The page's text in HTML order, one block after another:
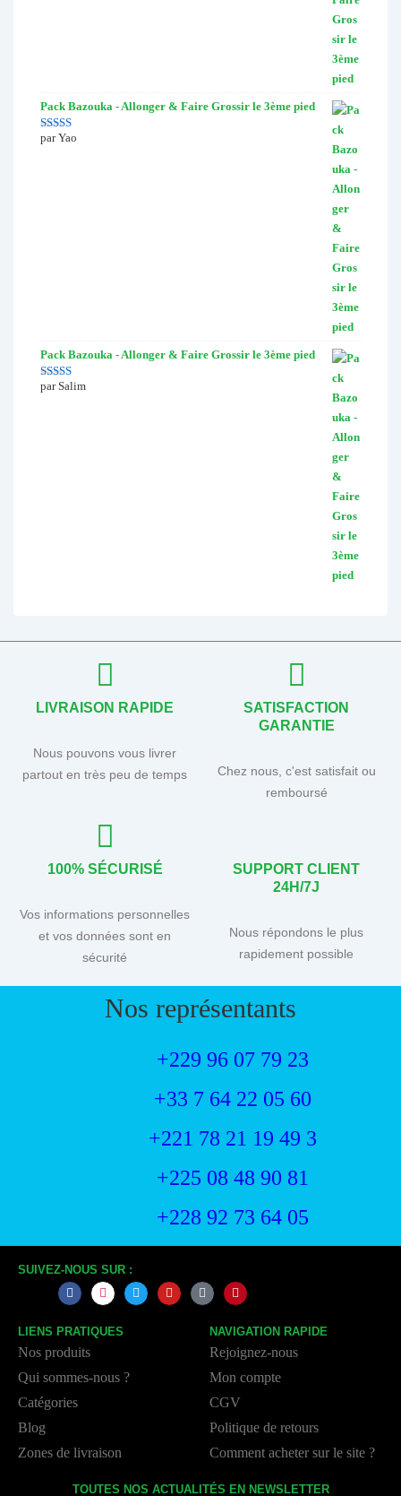
Pack Bazouka - Allonger & Faire Grossir le 3ème pied
Note4sur
par Yao
Pack Bazouka - Allonger & Faire Grossir le 3ème pied
Note5sur 5
par Salim
LIVRAISON RAPIDE
Nous pouvons vous livrer
partout en très peu de temps
SATISFACTION
GARANTIE
Chez nous, c'est satisfait ou
remboursé
100% SÉCURISÉ
Vos informations personnelles
et vos données sont en
sécurité
SUPPORT CLIENT
24H/7J
Nous répondons le plus
rapidement possible
Nos représentants
+229 96 07 79 23
+33 7 64 22 05 60
+221 78 21 19 49 3
+225 08 48 90 81
+228 92 73 64 05
SUIVEZ-NOUS SUR :
LIENS PRATIQUES
Nos produits
Qui sommes-nous ?
Catégories
Blog
Zones de livraison
NAVIGATION RAPIDE
Rejoignez-nous
Mon compte
CGV
Politique de retours
Comment acheter sur le site ?
TOUTES NOS ACTUALITÉS EN NEWSLETTER